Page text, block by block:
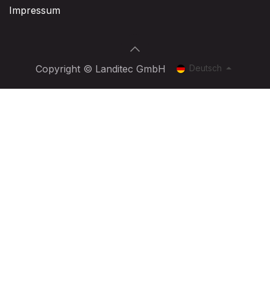
Impressum
Copyright © Landitec GmbH Deutsch